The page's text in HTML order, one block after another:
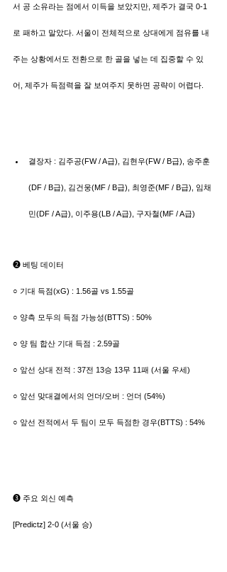
서 공 소유라는 점에서 이득을 보았지만, 제주가 결국 0-1
로 패하고 말았다. 서울이 전체적으로 상대에게 점유를 내
주는 상황에서도 전환으로 한 골을 넣는 데 집중할 수 있
어, 제주가 득점력을 잘 보여주지 못하면 공략이 어렵다.
결장자 : 김주공(FW / A급), 김현우(FW / B급), 송주훈
(DF / B급), 김건웅(MF / B급), 최영준(MF / B급), 임채
민(DF / A급), 이주용(LB / A급), 구자철(MF / A급)
➋ 베팅 데이터
○ 기대 득점(xG) : 1.56골 vs 1.55골
○ 양측 모두의 득점 가능성(BTTS) : 50%
○ 양 팀 합산 기대 득점 : 2.59골
○ 앞선 상대 전적 : 37전 13승 13무 11패 (서울 우세)
○ 앞선 맞대결에서의 언더/오버 : 언더 (54%)
○ 앞선 전적에서 두 팀이 모두 득점한 경우(BTTS) : 54%
➌ 주요 외신 예측
[Predictz] 2-0 (서울 승)